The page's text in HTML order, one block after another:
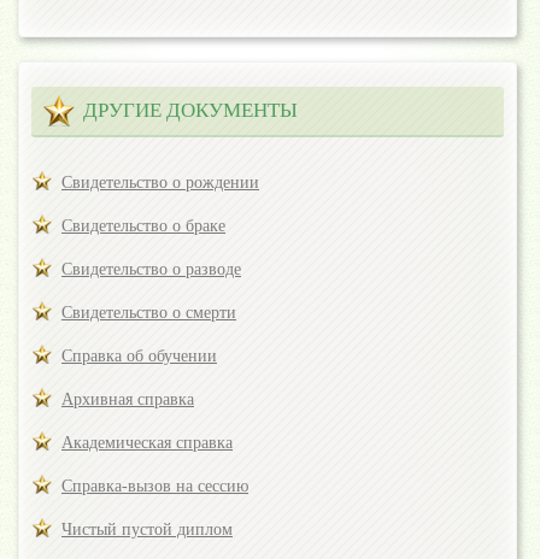
ДРУГИЕ ДОКУМЕНТЫ
Свидетельство о рождении
Свидетельство о браке
Свидетельство о разводе
Свидетельство о смерти
Справка об обучении
Архивная справка
Академическая справка
Справка-вызов на сессию
Чистый пустой диплом